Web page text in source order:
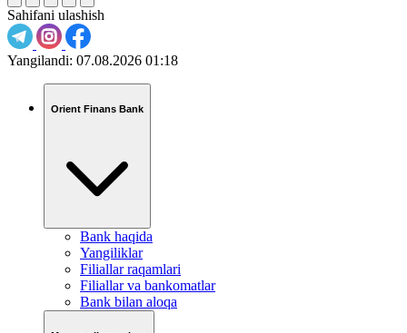
Sahifani ulashish
Yangilandi: 07.08.2026 01:18
Orient Finans Bank
Bank haqida
Yangiliklar
Filiallar raqamlari
Filiallar va bankomatlar
Bank bilan aloqa